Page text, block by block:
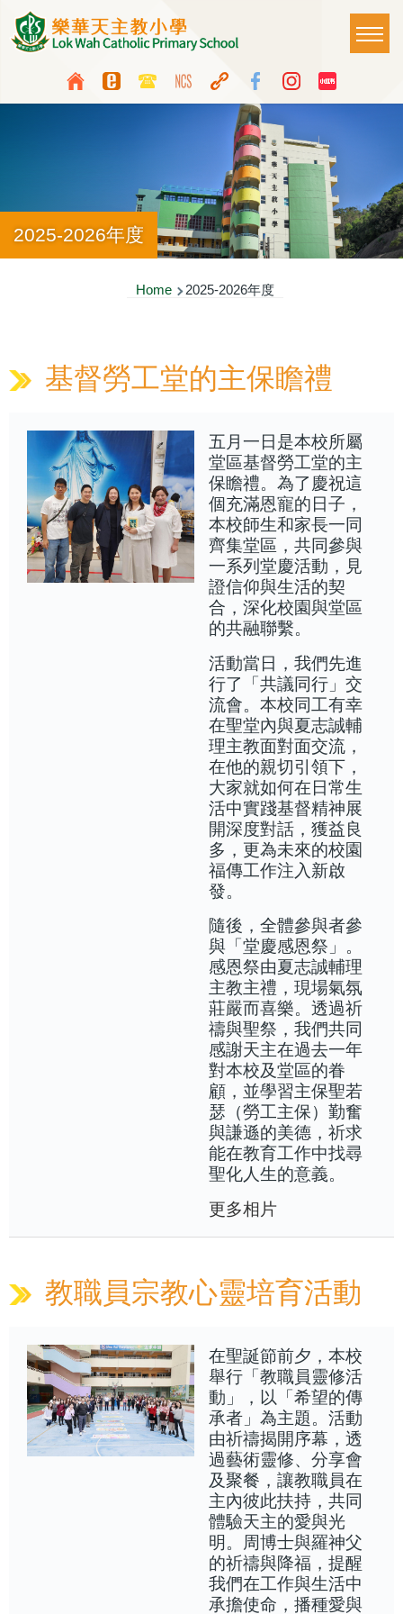
Skip to main content
Top
Media
Button
Language
switcher
Main
2025-2026年度
Home 2025-2026年度
基督勞工堂的主保瞻禮
五月一日是本校所屬
堂區基督勞工堂的主
保瞻禮。為了慶祝這
個充滿恩寵的日子，
本校師生和家長一同
齊集堂區，共同參與
一系列堂慶活動，見
證信仰與生活的契
合，深化校園與堂區
的共融聯繫。
活動當日，我們先進
行了「共議同行」交
流會。本校同工有幸
在聖堂內與夏志誠輔
理主教面對面交流，
在他的親切引領下，
大家就如何在日常生
活中實踐基督精神展
開深度對話，獲益良
多，更為未來的校園
福傳工作注入新啟
發。
隨後，全體參與者參
與「堂慶感恩祭」。
感恩祭由夏志誠輔理
主教主禮，現場氣氛
莊嚴而喜樂。透過祈
禱與聖祭，我們共同
感謝天主在過去一年
對本校及堂區的眷
顧，並學習主保聖若
瑟（勞工主保）勤奮
與謙遜的美德，祈求
能在教育工作中找尋
聖化人生的意義。
更多相片
教職員宗教心靈培育活動
在聖誕節前夕，本校
舉行「教職員靈修活
動」，以「希望的傳
承者」為主題。活動
由祈禱揭開序幕，透
過藝術靈修、分享會
及聚餐，讓教職員在
主內彼此扶持，共同
體驗天主的愛與光
明。周博士與羅神父
的祈禱與降福，提醒
我們在工作與生活中
承擔使命，播種愛與